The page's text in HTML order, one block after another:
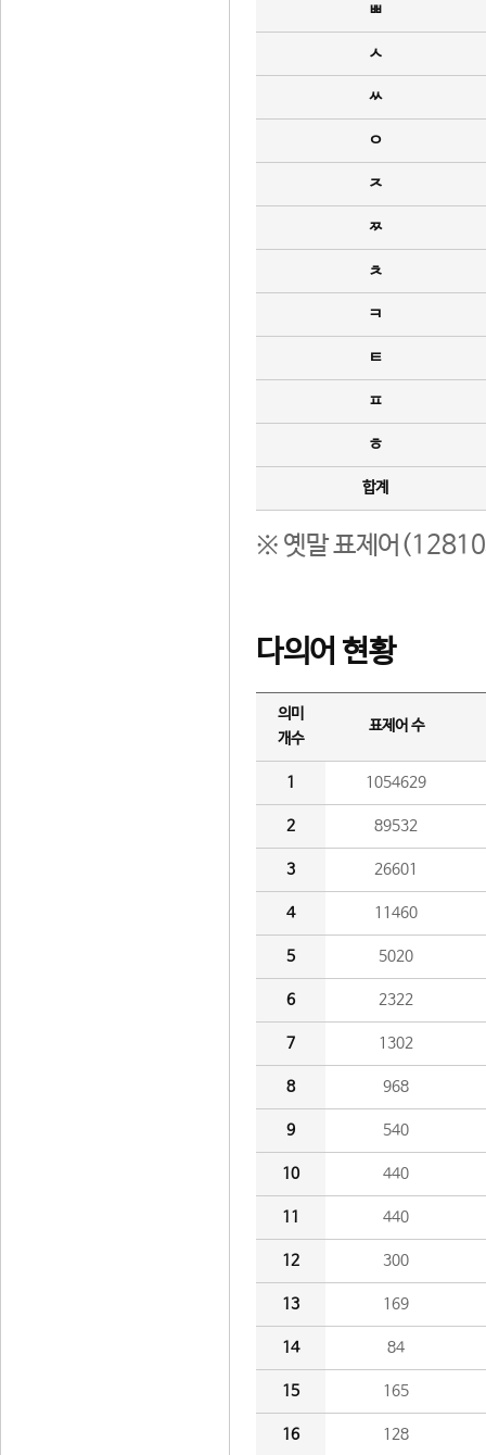
ㅃ
ㅅ
ㅆ
ㅇ
ㅈ
ㅉ
ㅊ
ㅋ
ㅌ
ㅍ
ㅎ
합계
※ 옛말 표제어(12810
다의어 현황
의미
개수
표제어 수
1 1054629
2 89532
3 26601
4 11460
5 5020
6 2322
7 1302
8 968
9 540
10 440
11 440
12 300
13 169
14 84
15 165
16 128